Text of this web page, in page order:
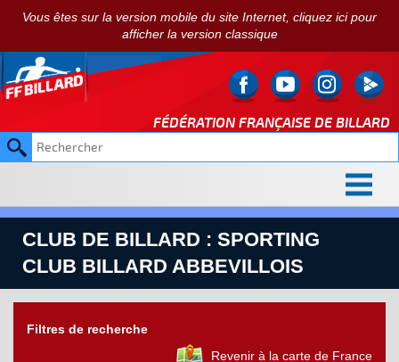
Vous êtes sur la version mobile du site Internet, cliquez ici pour
afficher la version classique
FÉDÉRATION FRANÇAISE DE BILLARD
CLUB DE BILLARD : SPORTING
CLUB BILLARD ABBEVILLOIS
Filtres de recherche
Revenir à la carte de France